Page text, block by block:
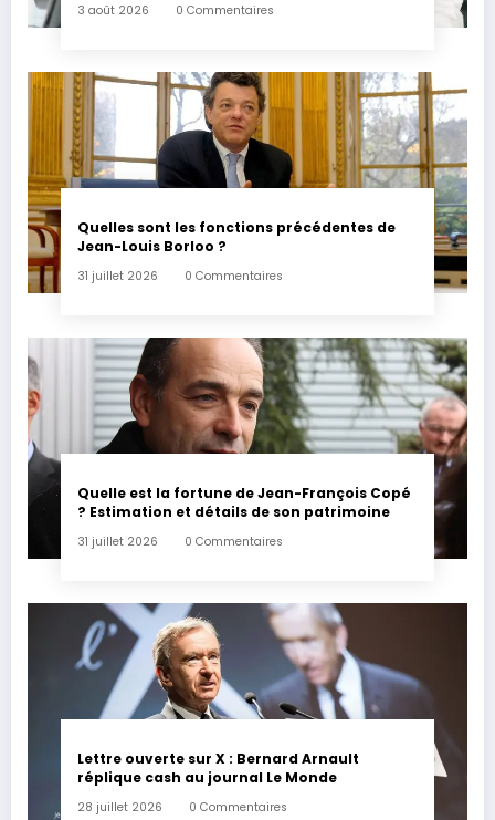
3 août 2026 0 Commentaires
Quelles sont les fonctions précédentes de
Jean-Louis Borloo ?
31 juillet 2026 0 Commentaires
Quelle est la fortune de Jean-François Copé
? Estimation et détails de son patrimoine
31 juillet 2026 0 Commentaires
Lettre ouverte sur X : Bernard Arnault
réplique cash au journal Le Monde
28 juillet 2026 0 Commentaires